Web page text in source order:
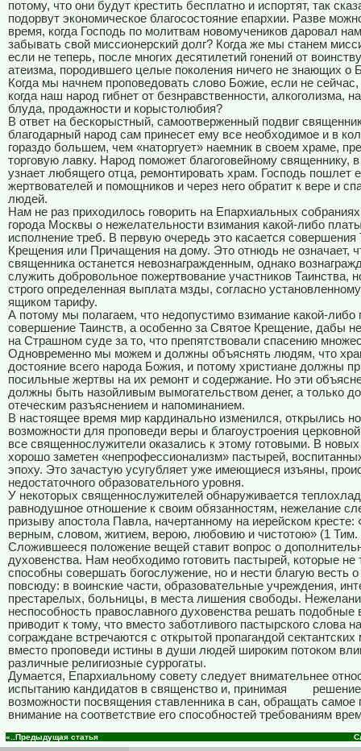
потому, что они будут крестить бесплатно и испортят, так
подорвут экономическое благосостояние епархии. Разве
время, когда Господь по молитвам новомучеников даровал
забывать свой миссионерский долг? Когда же мы станем
если не теперь, после многих десятилетий гонений от
атеизма, породившего целые поколения ничего не знающих о
Когда мы начнем проповедовать слово Божие, если не сейчас,
когда наш народ гибнет от безнравственности, алкоголизма,
блуда, продажности и корыстолюбия?
В ответ на бескорыстный, самоотверженный подвиг
благодарный народ сам принесет ему все необходимое и в
гораздо большем, чем «наторгует» наемник в своем храме,
торговую лавку. Народ поможет благоговейному священнику,
узнает любящего отца, ремонтировать храм. Господь пошлет
жертвователей и помощников и через него обратит к вере и
людей.
Нам не раз приходилось говорить на Епархиальных
города Москвы о нежелательности взимания какой-либо
исполнение треб. В первую очередь это касается совершения
Крещения или Причащения на дому. Это отнюдь не означает,
священника останется невознагражденным, однако
служить добровольное пожертвование участников Таинства,
строго определенная выплата мзды, согласно
ящиком тарифу.
А потому мы полагаем, что недопустимо взимание какой-либо
совершение Таинств, а особенно за Святое Крещение, дабы
на Страшном суде за то, что препятствовали спасению
Одновременно мы можем и должны объяснять людям, что
достояние всего народа Божия, и потому христиане должны
посильные жертвы на их ремонт и содержание. Но эти
должны быть назойливым вымогательством денег, а только
отеческим разъяснением и напоминанием.
В настоящее время мир кардинально изменился, открылись
возможности для проповеди веры и благоустроения
все священнослужители оказались к этому готовыми. В
хорошо заметен «непрофессионализм» пастырей,
эпоху. Это зачастую усугубляет уже имеющиеся изъяны,
недостаточного образовательного уровня.
У некоторых священнослужителей обнаруживается
равнодушное отношение к своим обязанностям, нежелание
призыву апостола Павла, начертанному на иерейском
верным, словом, житием, верою, любовию и чистотою» (1 Тим.
Сложившееся положение вещей ставит вопрос о
духовенства. Нам необходимо готовить пастырей, которые не
способны совершать богослужение, но и нести благую весть
повсюду: в воинские части, образовательные учреждения,
престарелых, больницы, в места лишения свободы.
неспособность православного духовенства решать подобные
приводит к тому, что вместо заботливого пастырского слова
сограждане встречаются с открытой пропагандой
вместо проповеди истины в души людей широким потоком
различные религиозные суррогаты.
Думается, Епархиальному совету следует внимательнее
испытанию кандидатов в священство и, принимая
возможности посвящения ставленника в сан, обращать самое
внимание на соответствие его способностей требованиям
«..Предыдущая статья